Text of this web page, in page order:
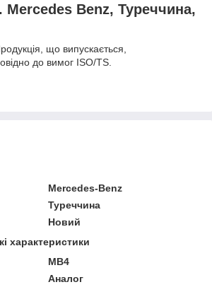
Benz, Туреччина,
що випускається,
до вимог ISO/TS.
Mercedes-Benz
Туреччина
Новий
характеристики
MB4
Аналог